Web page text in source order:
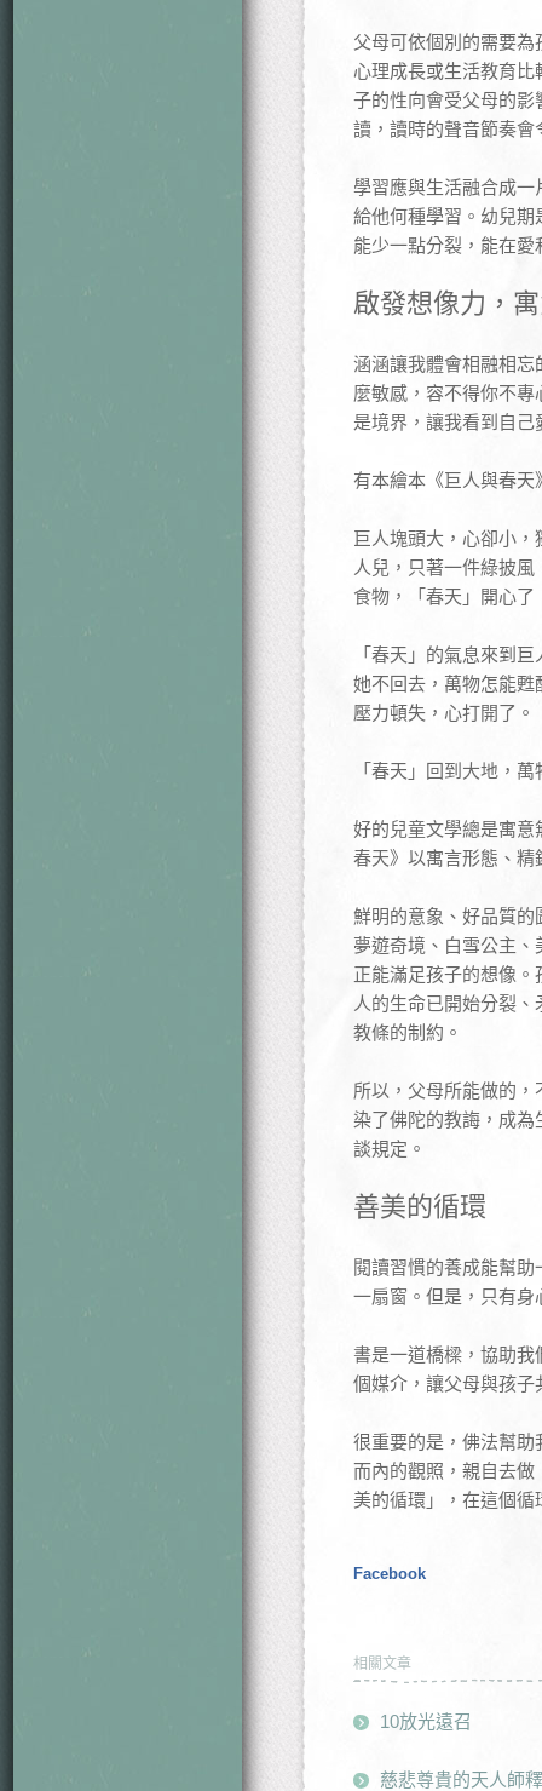
父母可依個別的需要
心理成長或生活教育
子的性向會受父母的
讀，讀時的聲音節奏
學習應與生活融合成
給他何種學習。幼兒
能少一點分裂，能在
啟發想像力，
涵涵讓我體會相融相
麼敏感，容不得你不
是境界，讓我看到自
有本繪本《巨人與春
巨人塊頭大，心卻小
人兒，只著一件綠披
食物，「春天」開心
「春天」的氣息來到
她不回去，萬物怎能
壓力頓失，心打開了。
「春天」回到大地，
好的兒童文學總是寓
春天》以寓言形態、
鮮明的意象、好品質
夢遊奇境、白雪公主
正能滿足孩子的想像
人的生命已開始分裂
教條的制約。
所以，父母所能做的
染了佛陀的教誨，成
談規定。
善美的循環
閱讀習慣的養成能幫
一扇窗。但是，只有
書是一道橋樑，協助
個媒介，讓父母與孩
很重要的是，佛法幫
而內的觀照，親自去
美的循環」，在這個
Facebook
相關文章
10放光遠召
慈悲尊貴的天人師